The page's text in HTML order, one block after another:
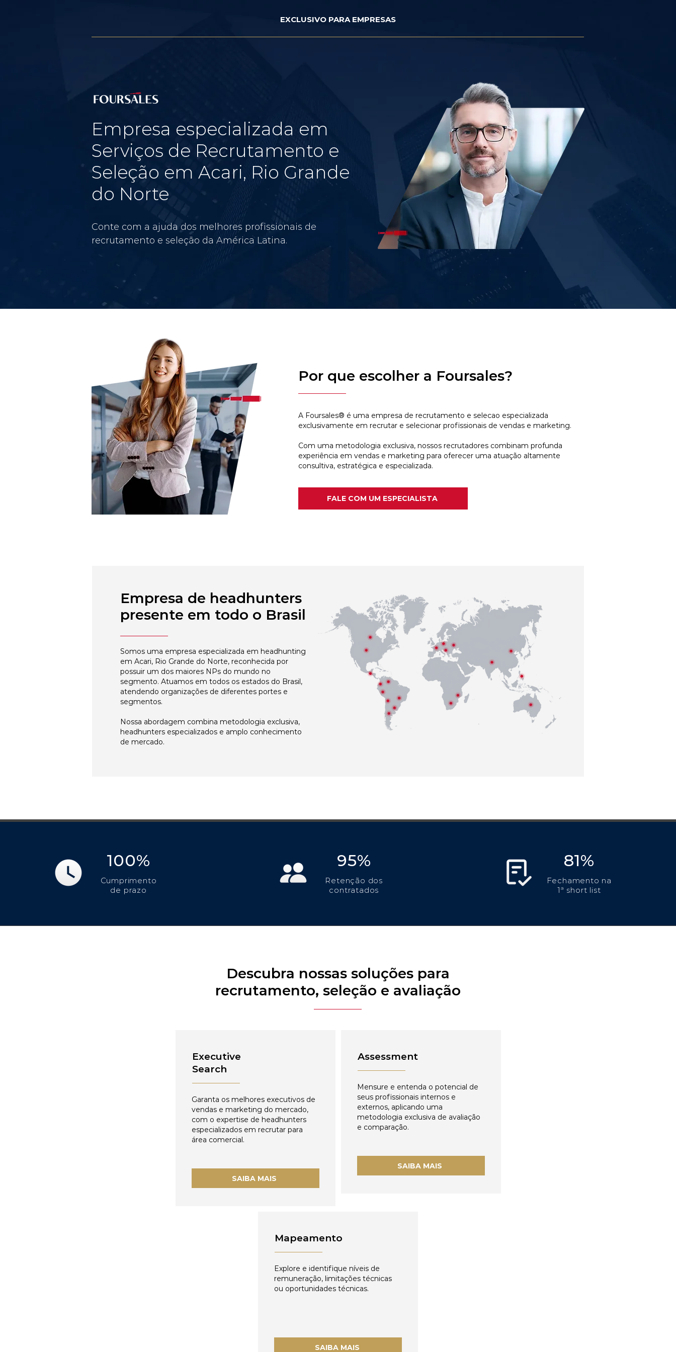
EXCLUSIVO PARA EMPRESAS
Empresa especializada em
Serviços de Recrutamento e
Seleção em Acari, Rio Grande
do Norte
Conte com a ajuda dos melhores profissionais de
recrutamento e seleção da América Latina.
Por que escolher a Foursales?
A Foursales® é uma empresa de recrutamento e selecao especializada
exclusivamente em recrutar e selecionar profissionais de vendas e marketing.
Com uma metodologia exclusiva, nossos recrutadores combinam profunda
experiência em vendas e marketing para oferecer uma atuação altamente
consultiva, estratégica e especializada.
FALE COM UM ESPECIALISTA
Empresa de headhunters
presente em todo o Brasil
Somos uma empresa especializada em headhunting
em Acari, Rio Grande do Norte, reconhecida por
possuir um dos maiores NPs do mundo no
segmento. Atuamos em todos os estados do Brasil,
atendendo organizações de diferentes portes e
segmentos.
Nossa abordagem combina metodologia exclusiva,
headhunters especializados e amplo conhecimento
de mercado.
100%
Cumprimento
de prazo
95%
Retenção dos
contratados
81%
Fechamento na
1ª short list
Descubra nossas soluções para
recrutamento, seleção e avaliação
Executive
Search
Garanta os melhores executivos de
vendas e marketing do mercado,
com o expertise de headhunters
especializados em recrutar para
área comercial.
SAIBA MAIS
Assessment
Mensure e entenda o potencial de
seus profissionais internos e
externos, aplicando uma
metodologia exclusiva de avaliação
e comparação.
SAIBA MAIS
Mapeamento
Explore e identifique níveis de
remuneração, limitações técnicas
ou oportunidades técnicas.
SAIBA MAIS